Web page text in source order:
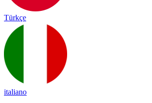
Türkçe
italiano